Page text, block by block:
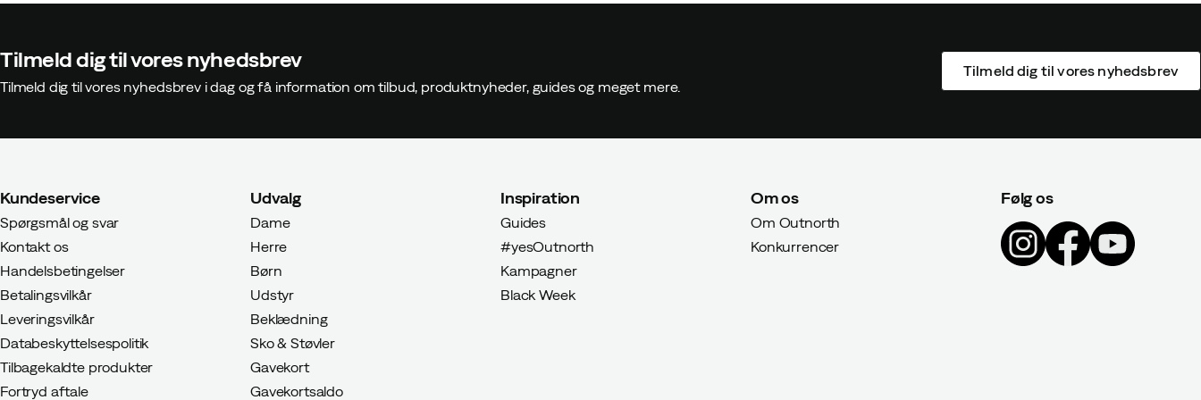
Tilmeld dig til vores nyhedsbrev
Tilmeld dig til vores nyhedsbrev i dag og få information om tilbud, produktnyheder, guides og meget mere.
Tilmeld dig til vores nyhedsbrev
Kundeservice
Spørgsmål og svar
Kontakt os
Handelsbetingelser
Betalingsvilkår
Leveringsvilkår
Databeskyttelsespolitik
Tilbagekaldte produkter
Fortryd aftale
Udvalg
Dame
Herre
Børn
Udstyr
Beklædning
Sko & Støvler
Gavekort
Gavekortsaldo
Inspiration
Guides
#yesOutnorth
Kampagner
Black Week
Om os
Om Outnorth
Konkurrencer
Følg os